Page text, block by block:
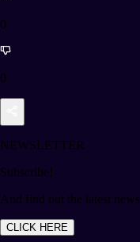
0
0
NEWSLETTER
Subscribe!
And find out the latest news
CLICK HERE